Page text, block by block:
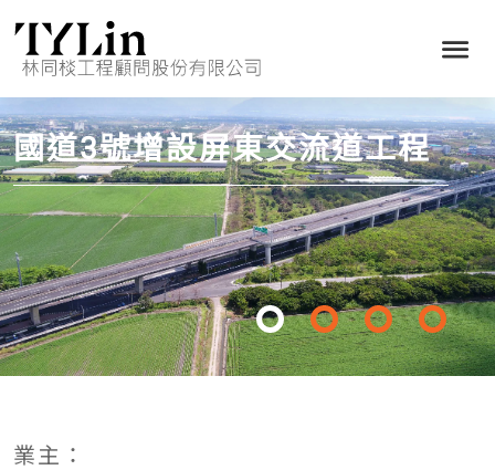
國道3號增設屏東交流道工程
業主：